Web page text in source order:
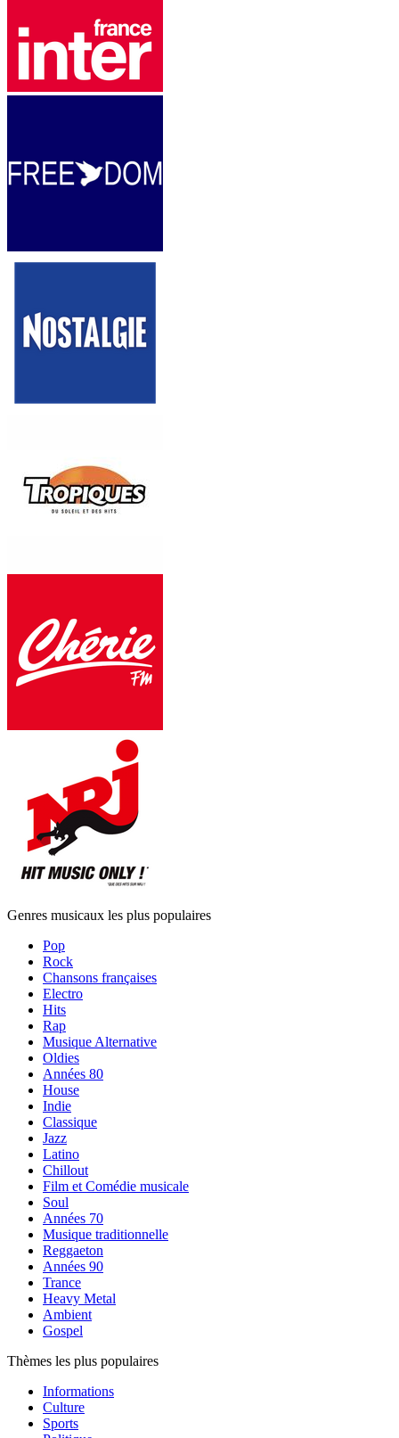
Genres musicaux les plus populaires
Pop
Rock
Chansons françaises
Electro
Hits
Rap
Musique Alternative
Oldies
Années 80
House
Indie
Classique
Jazz
Latino
Chillout
Film et Comédie musicale
Soul
Années 70
Musique traditionnelle
Reggaeton
Années 90
Trance
Heavy Metal
Ambient
Gospel
Thèmes les plus populaires
Informations
Culture
Sports